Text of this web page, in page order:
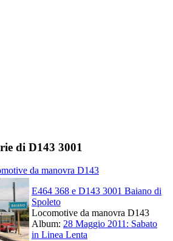
di D143 3001
da manovra D143
E464 368 e D143 3001 Baiano di
Spoleto
Locomotive da manovra D143
Album: 28 Maggio 2011: Sabato
in Linea Lenta